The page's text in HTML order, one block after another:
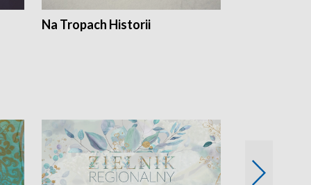
Na Tropach Historii